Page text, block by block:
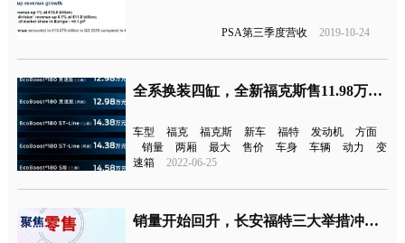
PSA第三季度营收 2019-10-24
全系换装四缸，全新福克斯售11.98万元起
车型 福克 福克斯 新车 福特 发动机
方面
销量
两厢 最大 售价 车身 车辆 动力
变
速箱
2022-06-25
销量开始回升，长安福特三大举措冲刺下半年